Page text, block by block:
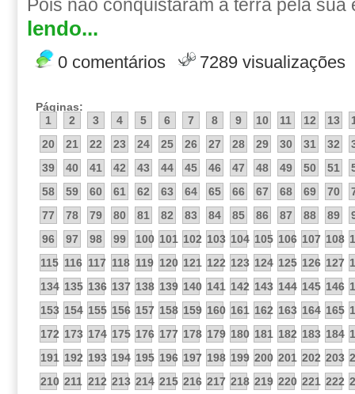
Pois não conquistaram a terra pela
lendo...
0 comentários 7289 visualizações
Páginas:
1
2 3 4 5 6 7 8 9 10 11 12 13
20
21 22 23 24 25 26 27 28 29 30 31 32
39
40 41 42 43 44 45 46 47 48 49 50 51
58
59 60 61 62 63 64 65 66 67 68 69 70
77
78 79 80 81 82 83 84 85 86 87 88 89
96
97 98 99 100 101 102 103 104 105 106 107 108
115 116 117 118 119 120 121 122 123 124 125 126 127
134 135 136 137 138 139 140 141 142 143 144 145 146
153 154 155 156 157 158 159 160 161 162 163 164 165
172 173 174 175 176 177 178 179 180 181 182 183 184
191 192 193 194 195 196 197 198 199 200 201 202 203
210 211 212 213 214 215 216 217 218 219 220 221 222